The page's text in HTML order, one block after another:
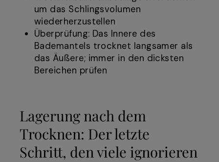
um das Schlingsvolumen
wiederherzustellen
Überprüfung: Das Innere des
Bademantels trocknet langsamer als
das Äußere; immer in den dicksten
Bereichen prüfen
Lagerung nach dem
Trocknen: Der letzte
Schritt, den viele ignorieren